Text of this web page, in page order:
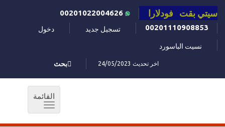
سيتي بقت فودلارا
00201110908853
تسجيل جديد دخول
نسيت الباسورد
اخر تحديث 24/05/2023 بحث
القائمة
Toggle